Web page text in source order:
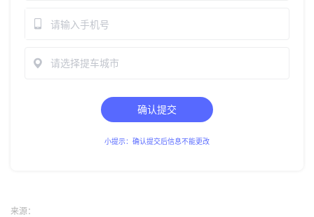
请选择提车城市
确认提交
小提示：确认提交后信息不能更改
来源：